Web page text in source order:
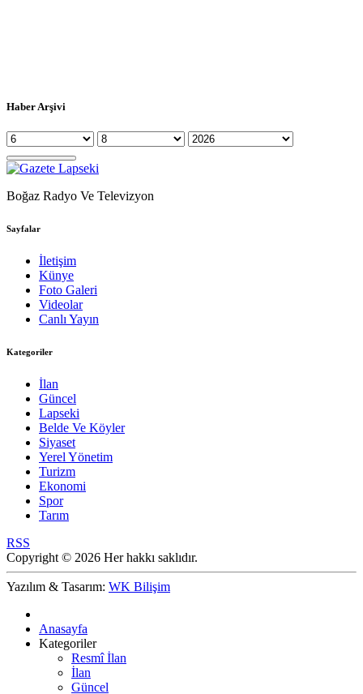
Haber Arşivi
Boğaz Radyo Ve Televizyon
Sayfalar
İletişim
Künye
Foto Galeri
Videolar
Canlı Yayın
Kategoriler
İlan
Güncel
Lapseki
Belde Ve Köyler
Siyaset
Yerel Yönetim
Turizm
Ekonomi
Spor
Tarım
RSS
Copyright © 2026 Her hakkı saklıdır.
Yazılım & Tasarım: WK Bilişim
Anasayfa
Kategoriler
Resmî İlan
İlan
Güncel